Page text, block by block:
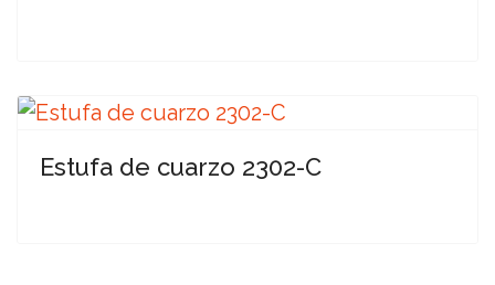
Estufa de cuarzo 2302-C